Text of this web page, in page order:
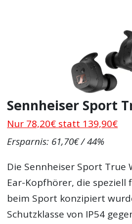
Sennheiser Sport
Nur 78,20€ statt 139,90€
Ersparnis: 61,70€ / 44%
Die Sennheiser Sport True
Ear-Kopfhörer, die speziell
beim Sport konzipiert
Schutzklasse von IP54